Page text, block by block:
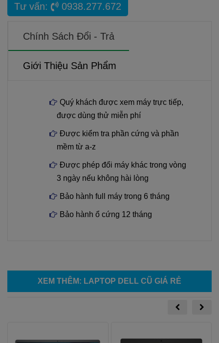
Tư vấn: 0938.277.672
Chính Sách Đổi - Trả
Giới Thiệu Sản Phẩm
Quý khách được xem máy trực tiếp,
được dùng thử miễn phí
Được kiểm tra phần cứng và phần
mềm từ a-z
Được phép đổi máy khác trong vòng
3 ngày nếu không hài lòng
Bảo hành full máy trong 6 tháng
Bảo hành ổ cứng 12 tháng
XEM THÊM: LAPTOP DELL CŨ GIÁ RẺ